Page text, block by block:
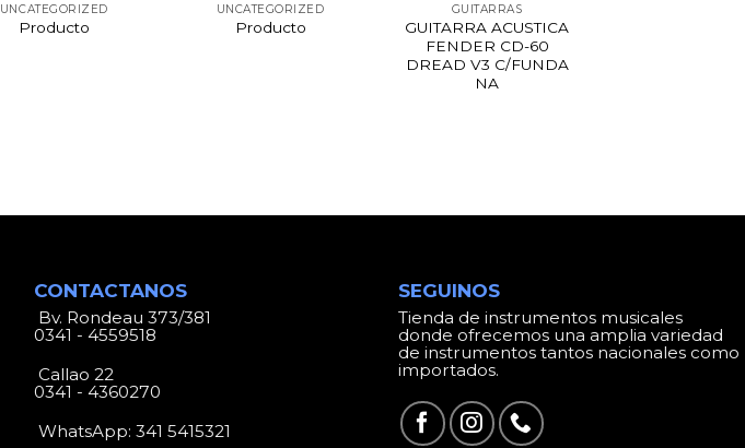
UNCATEGORIZED
Producto
UNCATEGORIZED
Producto
GUITARRAS
GUITARRA ACUSTICA
FENDER CD-60
DREAD V3 C/FUNDA
NA
CONTACTANOS
Bv. Rondeau 373/381
0341 - 4559518
Callao 22
0341 - 4360270
WhatsApp:341 5415321
SEGUINOS
Tienda de instrumentos musicales
donde ofrecemos una amplia variedad
de instrumentos tantos nacionales como
importados.